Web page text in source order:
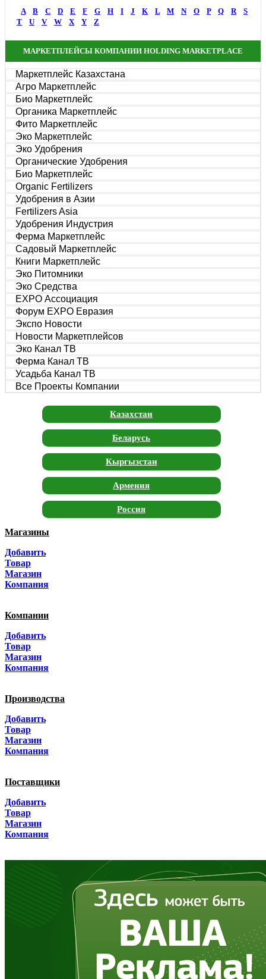
A B C D E F G H I J K L M N O P Q R
S
T
U V W X Y Z
МАРКЕТПЛЕЙСЫ КОМПАНИИ HOLDING MARKETPLACE
Маркетплейс Казахстана
Агро Маркетплейс
Био Маркетплейс
Органика Маркетплейс
Фито Маркетплейс
Эко Маркетплейс
Эко Удобрения
Органические Удобрения
Био Маркетплейс
Organic Fertilizers
Удобрения в Азии
Fertilizers Asia
Удобрения Индустрия
Ферма Маркетплейс
Садовый Маркетплейс
Книги Маркетплейс
Эко Питомники
Эко Средства
EXPO Ассоциация
Форум EXPO Евразия
Экспо Новости
Новости Маркетплейсов
Эко Канал ТВ
Ферма Канал ТВ
Усадьба Канал ТВ
Все Проекты Компании
Казахстан
Беларусь
Кыргызстан
Армения
Россия
Волгоградская область
Вологодская область
Дагестан
Еврейская АО
Магазины
Добавить
Товар
Магазин
Компания
Компании
Добавить
Товар
Магазин
Компания
Производства
Добавить
Товар
Магазин
Компания
Поставщики
Добавить
Товар
Магазин
Компания